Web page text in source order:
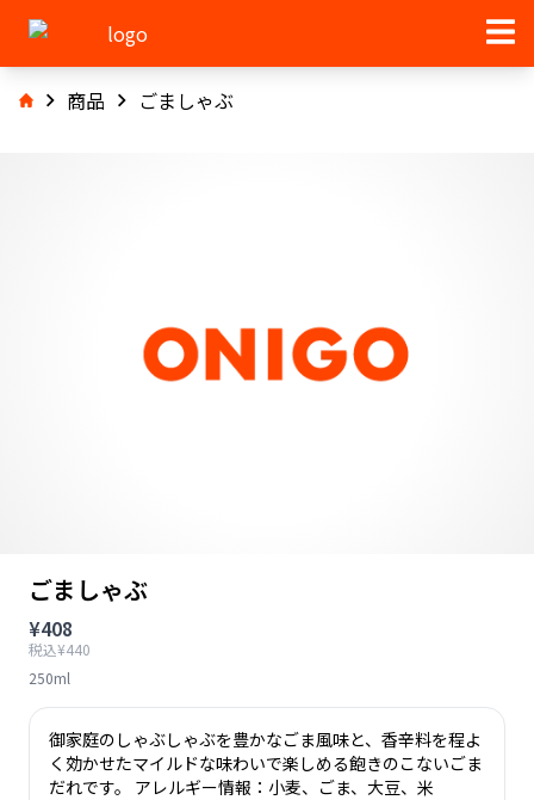
商品 ごましゃぶ
ごましゃぶ
¥408
税込¥440
250ml
御家庭のしゃぶしゃぶを豊かなごま風味と、香辛料を程よ
く効かせたマイルドな味わいで楽しめる飽きのこないごま
だれです。 アレルギー情報：小麦、ごま、大豆、米